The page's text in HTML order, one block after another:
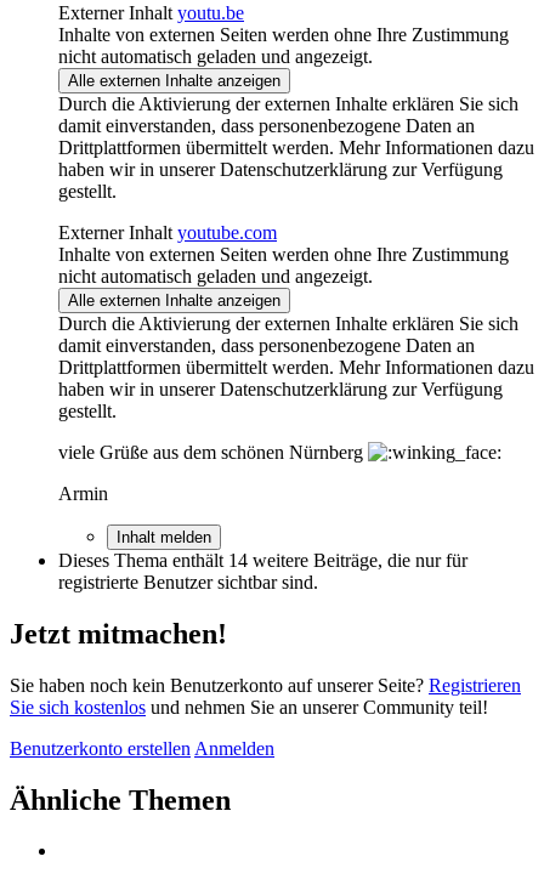
Externer Inhalt youtu.be
Inhalte von externen Seiten werden ohne Ihre Zustimmung
nicht automatisch geladen und angezeigt.
Alle externen Inhalte anzeigen
Durch die Aktivierung der externen Inhalte erklären Sie sich
damit einverstanden, dass personenbezogene Daten an
Drittplattformen übermittelt werden. Mehr Informationen dazu
haben wir in unserer Datenschutzerklärung zur Verfügung
gestellt.
Externer Inhalt youtube.com
Inhalte von externen Seiten werden ohne Ihre Zustimmung
nicht automatisch geladen und angezeigt.
Alle externen Inhalte anzeigen
Durch die Aktivierung der externen Inhalte erklären Sie sich
damit einverstanden, dass personenbezogene Daten an
Drittplattformen übermittelt werden. Mehr Informationen dazu
haben wir in unserer Datenschutzerklärung zur Verfügung
gestellt.
viele Grüße aus dem schönen Nürnberg
Armin
Inhalt melden
Dieses Thema enthält 14 weitere Beiträge, die nur für
registrierte Benutzer sichtbar sind.
Jetzt mitmachen!
Sie haben noch kein Benutzerkonto auf unserer Seite? Registrieren
Sie sich kostenlos und nehmen Sie an unserer Community teil!
Benutzerkonto erstellen Anmelden
Ähnliche Themen